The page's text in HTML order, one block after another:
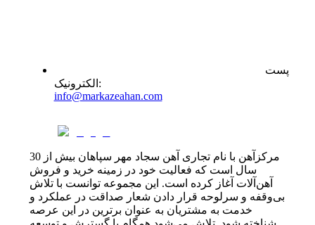
پست
الکترونیک :
info@markazeahan.com
مرکزآهن با نام تجاری آهن سجاد مهر سپاهان بیش از 30
سال است که فعالیت خود در زمینه خرید و فروش
آهن‌آلات آغاز کرده است. این مجموعه توانست با تلاش
بی‌وقفه و سرلوحه قرار دادن شعار صداقت در عملکرد و
خدمت به مشتریان به عنوان برترین در این عرصه